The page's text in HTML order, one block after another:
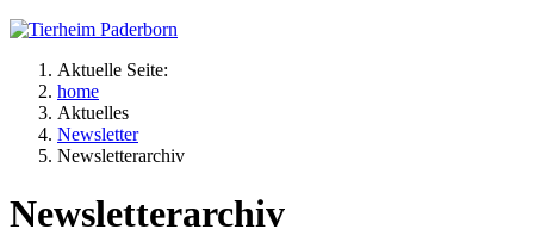
Aktuelle Seite:
home
Aktuelles
Newsletter
Newsletterarchiv
Newsletterarchiv